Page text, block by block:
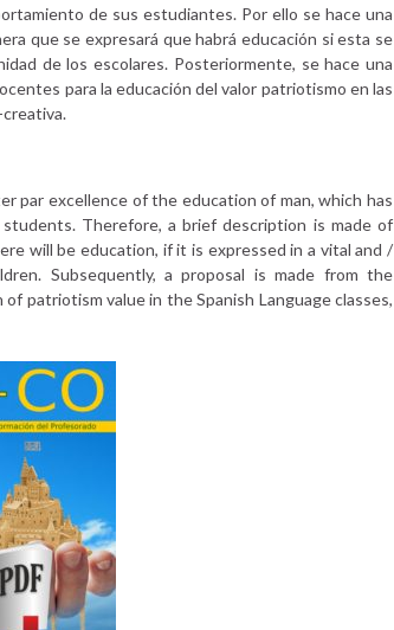
de sus estudiantes. Por ello se hace una
que se expresará que habrá educación si esta se
de los escolares. Posteriormente, se hace una
para la educación del valor patriotismo en las
creativa.
par excellence of the education of man, which has
Therefore, a brief description is made of
will be education, if it is expressed in a vital and /
Subsequently, a proposal is made from the
patriotism value in the Spanish Language classes,